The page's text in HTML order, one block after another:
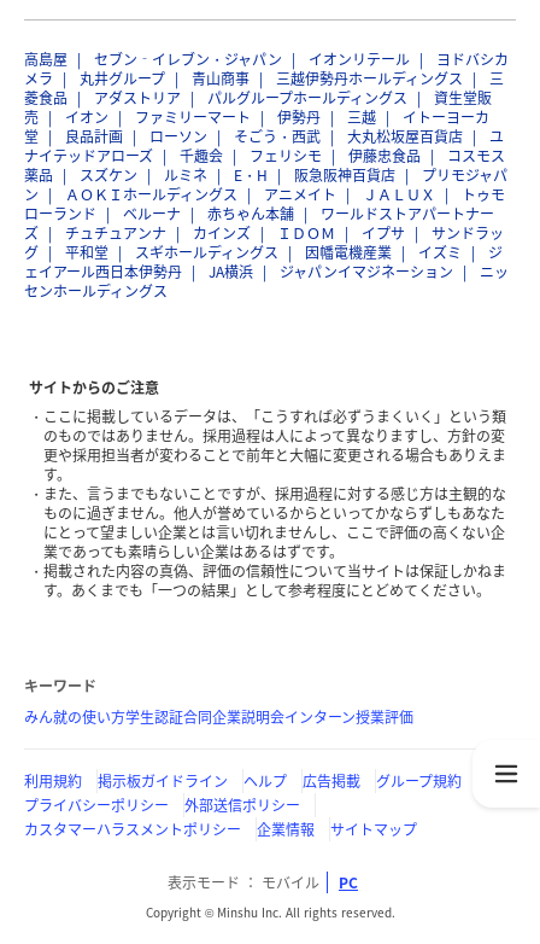
高島屋 セブン‐イレブン・ジャパン イオンリテール
ヨドバシカ
メラ
丸井グループ 青山商事 三越伊勢丹ホールディングス
三
菱食品
アダストリア パルグループホールディングス
資生堂販
売
イオン ファミリーマート 伊勢丹 三越
イトーヨーカ
堂
良品計画 ローソン そごう・西武 大丸松坂屋百貨店
ユ
ナイテッドアローズ
千趣会 フェリシモ 伊藤忠食品
コスモス
薬品
スズケン ルミネ E・H 阪急阪神百貨店
プリモジャパ
ン
ＡＯＫＩホールディングス アニメイト ＪＡＬＵＸ
トゥモ
ローランド
ベルーナ 赤ちゃん本舗
ワールドストアパートナー
ズ
チュチュアンナ カインズ ＩＤＯＭ イプサ
サンドラッ
グ
平和堂 スギホールディングス 因幡電機産業 イズミ
ジ
ェイアール西日本伊勢丹
JA横浜 ジャパンイマジネーション
ニッ
センホールディングス
サイトからのご注意
ここに掲載しているデータは、「こうすれば必ずうまくいく」という類
のものではありません。採用過程は人によって異なりますし、方針の変
更や採用担当者が変わることで前年と大幅に変更される場合もありえま
す。
また、言うまでもないことですが、採用過程に対する感じ方は主観的な
ものに過ぎません。他人が誉めているからといってかならずしもあなた
にとって望ましい企業とは言い切れませんし、ここで評価の高くない企
業であっても素晴らしい企業はあるはずです。
掲載された内容の真偽、評価の信頼性について当サイトは保証しかねま
す。あくまでも「一つの結果」として参考程度にとどめてください。
キーワード
みん就の使い方学生認証合同企業説明会インターン授業評価
利用規約 掲示板ガイドライン ヘルプ 広告掲載
グループ規約
プライバシーポリシー
外部送信ポリシー
カスタマーハラスメントポリシー
企業情報 サイトマップ
表示モード モバイル PC
Copyright © Minshu Inc. All rights reserved.